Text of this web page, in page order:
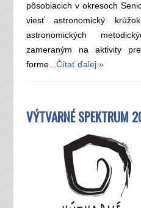
pôsobiacich v okresoch
viesť astronomický
astronomických
zameraným na aktivity
forme... Čítať ďalej »
VÝTVARNÉ SPEKTRUM